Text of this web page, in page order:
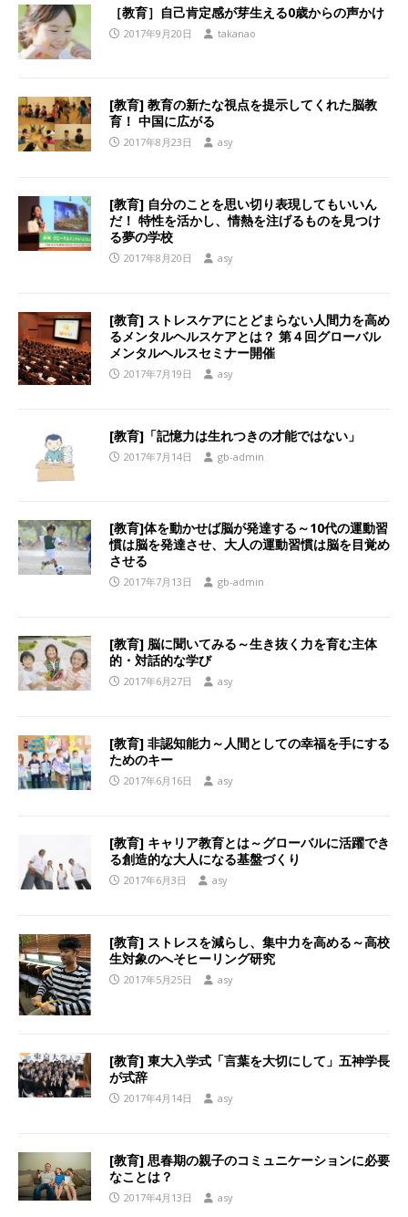
［教育］自己肯定感が芽生える0歳からの声かけ
2017年9月20日 takanao
[教育] 教育の新たな視点を提示してくれた脳教
育！ 中国に広がる
2017年8月23日 asy
[教育] 自分のことを思い切り表現してもいいん
だ！ 特性を活かし、情熱を注げるものを見つけ
る夢の学校
2017年8月20日 asy
[教育] ストレスケアにとどまらない人間力を高め
るメンタルヘルスケアとは？ 第４回グローバル
メンタルヘルスセミナー開催
2017年7月19日 asy
[教育]「記憶力は生れつきの才能ではない」
2017年7月14日 gb-admin
[教育]体を動かせば脳が発達する～10代の運動習
慣は脳を発達させ、大人の運動習慣は脳を目覚め
させる
2017年7月13日 gb-admin
[教育] 脳に聞いてみる～生き抜く力を育む主体
的・対話的な学び
2017年6月27日 asy
[教育] 非認知能力～人間としての幸福を手にする
ためのキー
2017年6月16日 asy
[教育] キャリア教育とは～グローバルに活躍でき
る創造的な大人になる基盤づくり
2017年6月3日 asy
[教育] ストレスを減らし、集中力を高める～高校
生対象のへそヒーリング研究
2017年5月25日 asy
[教育] 東大入学式「言葉を大切にして」五神学長
が式辞
2017年4月14日 asy
[教育] 思春期の親子のコミュニケーションに必要
なことは？
2017年4月13日 asy